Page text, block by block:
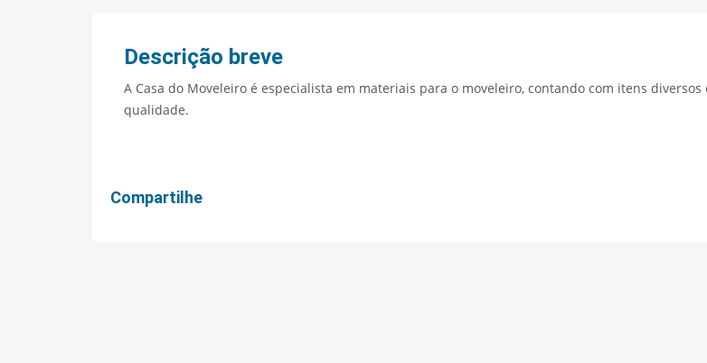
Descrição breve
A Casa do Moveleiro é especialista em materiais para o moveleiro, contando com itens diversos
qualidade.
Compartilhe